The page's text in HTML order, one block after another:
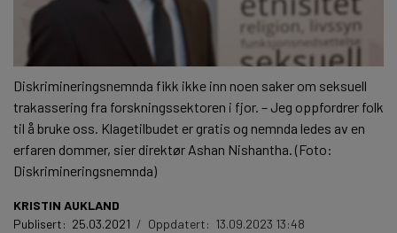
Diskrimineringsnemnda fikk ikke inn noen saker om seksuell
trakassering fra forskningssektoren i fjor. – Jeg oppfordrer folk
til å bruke oss. Klagetilbudet er gratis og nemnda ledes av en
erfaren dommer, sier direktør Ashan Nishantha. (Foto:
Diskrimineringsnemnda)
KRISTIN AUKLAND
Publisert: 25.03.2021 / Oppdatert: 13.09.2023 13:48